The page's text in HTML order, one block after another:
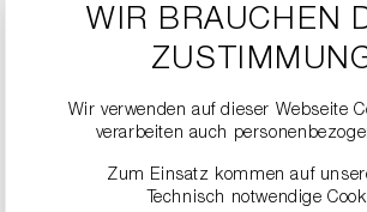
DETAILS
WIR BRAUCHEN
Wir verwenden auf dieser Webseite
verarbeiten auch
Zum Einsatz kommen auf
Technisch notwendige